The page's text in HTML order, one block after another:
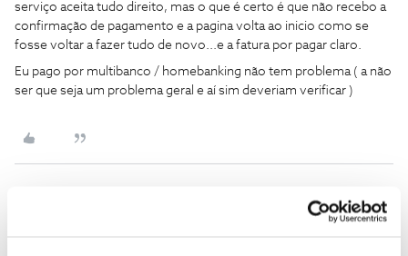
serviço aceita tudo direito, mas o que é certo é que não recebo a
confirmação de pagamento e a pagina volta ao inicio como se
fosse voltar a fazer tudo de novo...e a fatura por pagar claro.
Eu pago por multibanco / homebanking não tem problema ( a não
ser que seja um problema geral e aí sim deveriam verificar )
Forum|Forum|5 years ago